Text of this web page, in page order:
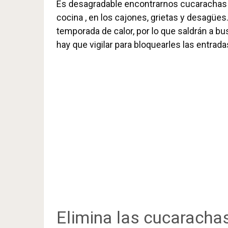
Es desagradable encontrarnos
cocina , en los cajones, grietas y
temporada de calor, por lo que saldrán a
hay que vigilar para bloquearles las
Elimina las